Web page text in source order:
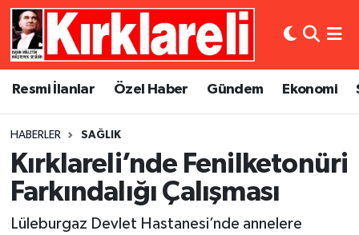
Resmi İlanlar Özel Haber Gündem Ekonomi
HABERLER SAĞLIK
Kırklareli’nde Fenilketonüri
Farkındalığı Çalışması
Lüleburgaz Devlet Hastanesi’nde annelere
Resmi İlanlar
Gündem
Ekonomi
Siyaset
Asayiş
Dünya
Eğitim
Kültür Sanat
Künye
Gizlilik Sözleşmesi
Merkez Nöbetçi Eczaneler
Merkez Trafik Yoğunluk Haritası
Süper Lig Puan Durumu ve Fikstür
Tüm Manşetler